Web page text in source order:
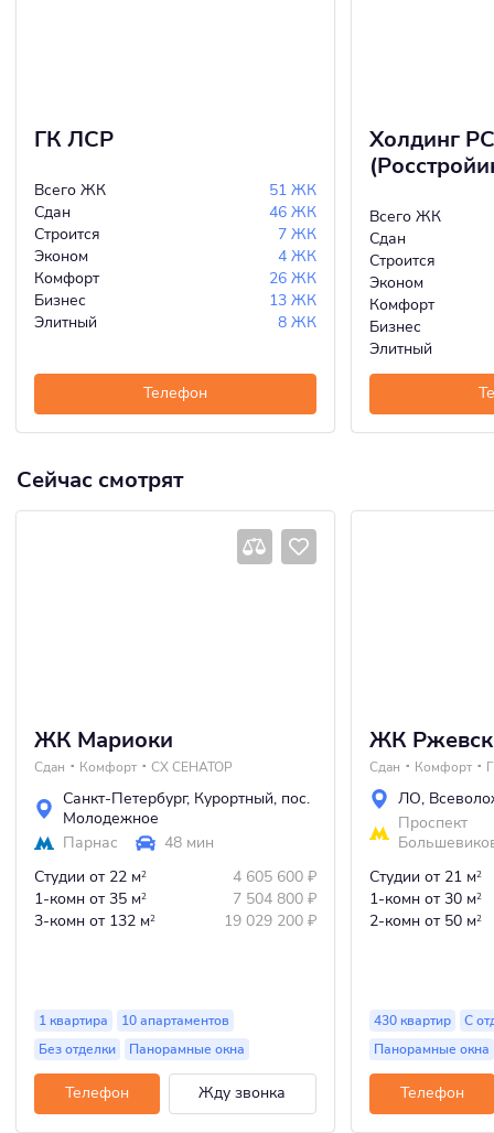
ГК ЛСР
Всего ЖК
51 ЖК
Сдан
46 ЖК
Строится
7 ЖК
Эконом
4 ЖК
Комфорт
26 ЖК
Бизнес
13 ЖК
Элитный
8 ЖК
Телефон
Холдинг
Всего ЖК
Сдан
Строится
Эконом
Комфорт
Бизнес
Элитный
Сейчас смотрят
ЖК Мариоки
Сдан Комфорт СХ СЕНАТОР
Санкт-Петербург, Курортный, пос.
Молодежное
Парнас
48 мин
Студии от 22 м2 4 605 600 ₽
1-комн от 35 м2 7 504 800 ₽
3-комн от 132 м2 19 029 200 ₽
1 квартира
10 апартаментов
Без отделки
Панорамные окна
Телефон Жду звонка
ЖК
Сдан Комфорт
ЛО,
Проспект
Студии от 21 м2
1-комн от 30 м2
2-комн от 50 м2
430 квартир
С
Панорамные окна
Телефон